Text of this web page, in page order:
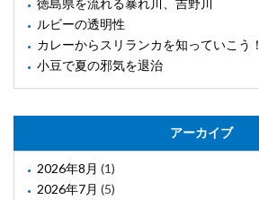
ルビーの透明性
カレーからスリランカを知っていこう！
小豆で夏の邪気を退治
アーカイブ
2026年8月 (1)
2026年7月 (5)